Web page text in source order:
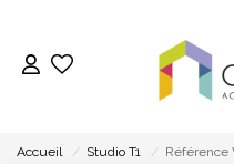
Accueil Studio T1 Référence